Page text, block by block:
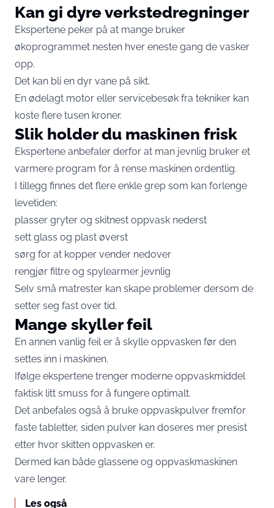
Kan gi dyre verkstedregninger
Ekspertene peker på at mange bruker
økoprogrammet nesten hver eneste gang de vasker
opp.
Det kan bli en dyr vane på sikt.
En ødelagt motor eller servicebesøk fra tekniker kan
koste flere tusen kroner.
Slik holder du maskinen frisk
Ekspertene anbefaler derfor at man jevnlig bruker et
varmere program for å rense maskinen ordentlig.
I tillegg finnes det flere enkle grep som kan forlenge
levetiden:
plasser gryter og skitnest oppvask nederst
sett glass og plast øverst
sørg for at kopper vender nedover
rengjør filtre og spylearmer jevnlig
Selv små matrester kan skape problemer dersom de
setter seg fast over tid.
Mange skyller feil
En annen vanlig feil er å skylle oppvasken før den
settes inn i maskinen.
Ifølge ekspertene trenger moderne oppvaskmiddel
faktisk litt smuss for å fungere optimalt.
Det anbefales også å bruke oppvaskpulver fremfor
faste tabletter, siden pulver kan doseres mer presist
etter hvor skitten oppvasken er.
Dermed kan både glassene og oppvaskmaskinen
vare lenger.
Les også